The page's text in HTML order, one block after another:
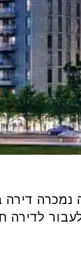
דירה
לדירה